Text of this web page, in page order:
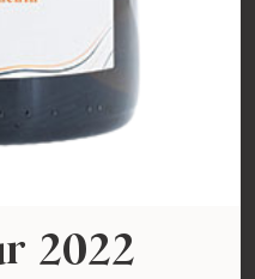
2022